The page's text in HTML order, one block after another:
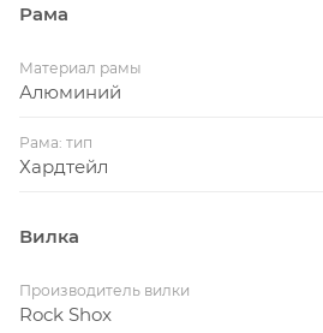
Рама
Материал рамы
Алюминий
Рама: тип
Хардтейл
Вилка
Производитель вилки
Rock Shox